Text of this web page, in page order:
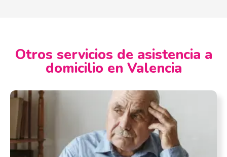
Otros servicios de asistencia a
domicilio en Valencia